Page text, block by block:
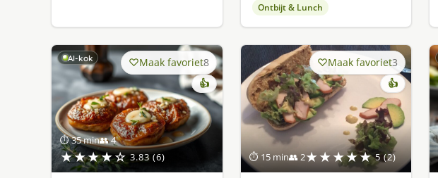
Ontbijt & Lunch
AI-kok
⏱ 35 min👥 4
★★★★☆ 3.83 (6)
Maak favoriet8
👍
⏱ 15 min👥 2★★★★★ 5 (2)
Maak favoriet3
👍